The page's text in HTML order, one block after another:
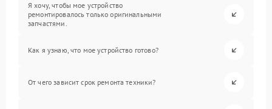
Я хочу, чтобы мое устройство
ремонтировалось только оригинальными
запчастями.
Как я узнаю, что мое устройство готово?
От чего зависит срок ремонта техники?